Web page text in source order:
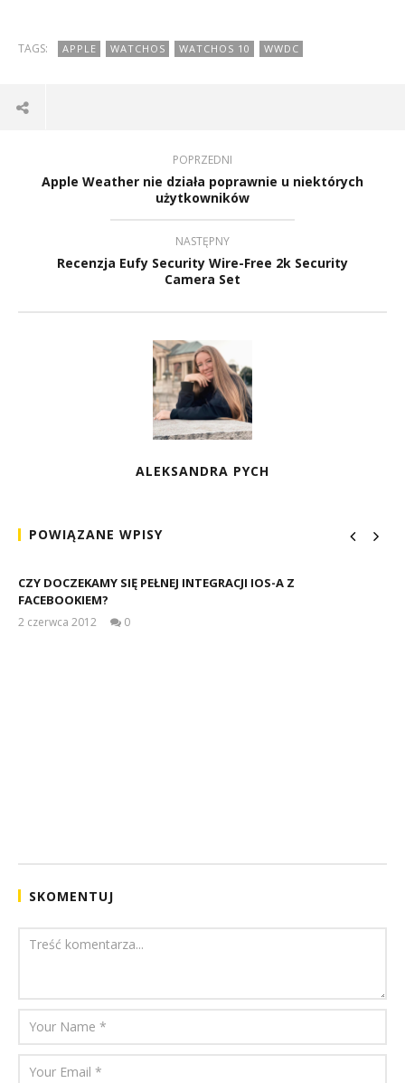
TAGS: APPLE WATCHOS WATCHOS 10 WWDC
POPRZEDNI
Apple Weather nie działa poprawnie u niektórych
użytkowników
NASTĘPNY
Recenzja Eufy Security Wire-Free 2k Security
Camera Set
ALEKSANDRA PYCH
POWIĄZANE WPISY
CZY DOCZEKAMY SIĘ PEŁNEJ INTEGRACJI IOS-A Z
FACEBOOKIEM?
2 czerwca 2012
0
SKOMENTUJ